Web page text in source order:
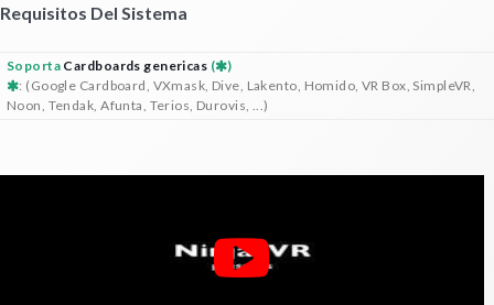
Requisitos Del Sistema
Soporta Cardboards genericas (
)
: (Google Cardboard, VXmask, Dive, Lakento, Homido, VR Box, SimpleVR,
Noon, Tendak, Afunta, Terios, Durovis, ...)